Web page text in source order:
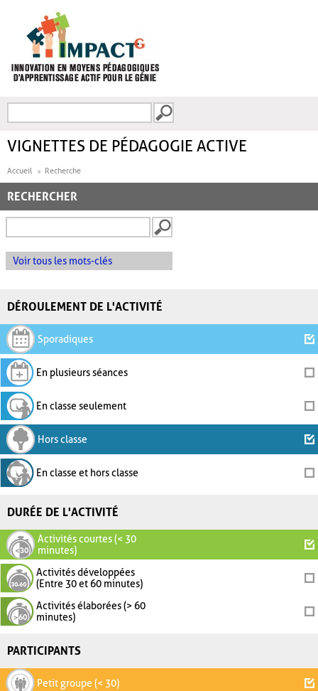
FORMULAIRE DE
VIGNETTES DE PÉDAGOGIE ACTIVE
Accueil Recherche
RECHERCHER
Voir tous les mots-clés
DÉROULEMENT DE L'ACTIVITÉ
Sporadiques
En plusieurs séances
En classe seulement
Hors classe
En classe et hors classe
DURÉE DE L'ACTIVITÉ
Activités courtes (< 30
minutes)
Activités développées
(Entre 30 et 60 minutes)
Activités élaborées (> 60
minutes)
PARTICIPANTS
Petit groupe (< 30)